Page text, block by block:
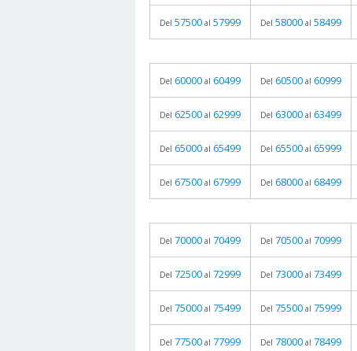
Del 57500 al 57999 Del 58000 al 58499
Del 60000 al 60499 Del 60500 al 60999
Del 62500 al 62999 Del 63000 al 63499
Del 65000 al 65499 Del 65500 al 65999
Del 67500 al 67999 Del 68000 al 68499
Del 70000 al 70499 Del 70500 al 70999
Del 72500 al 72999 Del 73000 al 73499
Del 75000 al 75499 Del 75500 al 75999
Del 77500 al 77999 Del 78000 al 78499